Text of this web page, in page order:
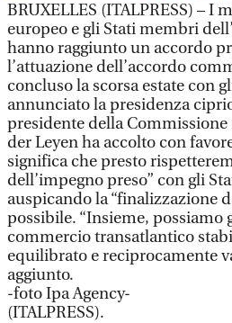
BRUXELLES (ITALPRESS) – I
europeo e gli Stati membri
hanno raggiunto un accordo
l’attuazione dell’accordo
concluso la scorsa estate con
annunciato la presidenza
presidente della
der Leyen ha accolto con
significa che presto
dell’impegno preso” con gli
auspicando la “finalizzazione
possibile. “Insieme, possiamo
commercio transatlantico
equilibrato e reciprocamente
aggiunto.
-foto Ipa Agency-
(ITALPRESS).